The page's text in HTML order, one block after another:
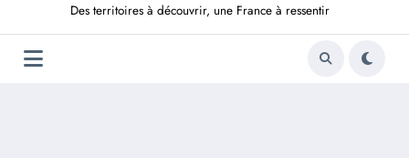
Des territoires à découvrir, une France à ressentir